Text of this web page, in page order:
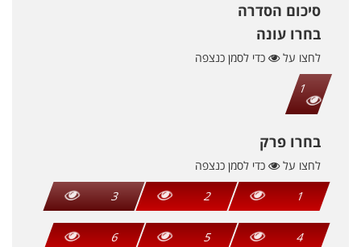
סיכום הסדרה
בחרו עונה
לחצו על
כדי לסמן כנצפה
1
בחרו פרק
לחצו על
כדי לסמן כנצפה
1
2
3
4
5
6